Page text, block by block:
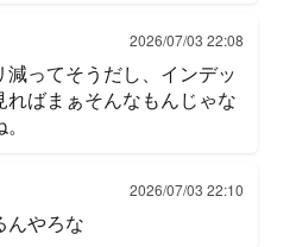
2026/07/03 22:08
減ってそうだし、インデッ
ればまぁそんなもんじゃな
2026/07/03 22:10
んやろな